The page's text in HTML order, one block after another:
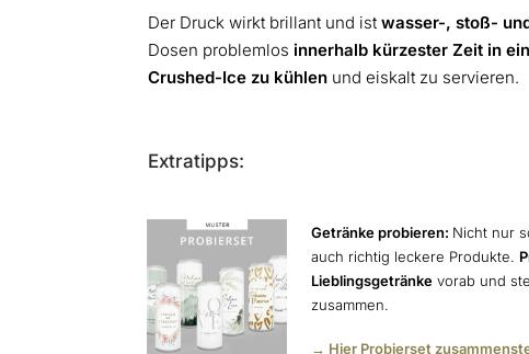
Der Druck wirkt brillant und ist wasser-, stoß-
Dosen problemlos innerhalb kürzester Zeit in
Crushed-Ice zu kühlen und eiskalt zu servieren.
Extratipps:
Getränke probieren: Nicht nur
auch richtig leckere Produkte.
Lieblingsgetränkevorab und
zusammen.
→ Hier Probierset